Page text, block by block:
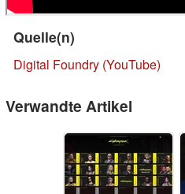
Quelle(n)
Digital Foundry (YouTube)
Verwandte Artikel